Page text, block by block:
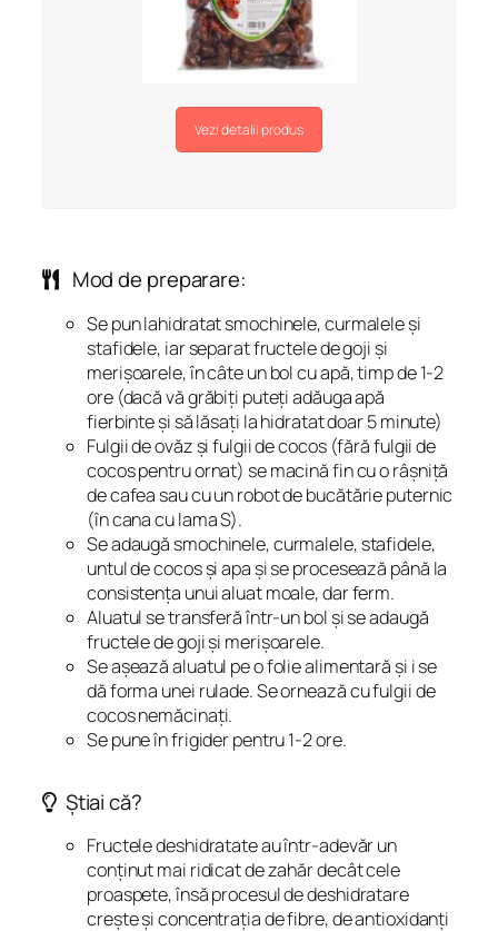
Vezi detalii produs
Mod de preparare:
Se pun lahidratat smochinele, curmalele și
stafidele, iar separat fructele de goji și
merișoarele, în câte un bol cu apă, timp de 1-2
ore (dacă vă grăbiți puteți adăuga apă
fierbinte și să lăsați la hidratat doar 5 minute)
Fulgii de ovăz și fulgii de cocos (fără fulgii de
cocos pentru ornat) se macină fin cu o râșniță
de cafea sau cu un robot de bucătărie puternic
(în cana cu lama S).
Se adaugă smochinele, curmalele, stafidele,
untul de cocos și apa și se procesează până la
consistența unui aluat moale, dar ferm.
Aluatul se transferă într-un bol și se adaugă
fructele de goji și merișoarele.
Se așează aluatul pe o folie alimentară și i se
dă forma unei rulade. Se ornează cu fulgii de
cocos nemăcinați.
Se pune în frigider pentru 1-2 ore.
Știai că?
Fructele deshidratate au într-adevăr un
conținut mai ridicat de zahăr decât cele
proaspete, însă procesul de deshidratare
crește și concentrația de fibre, de antioxidanți